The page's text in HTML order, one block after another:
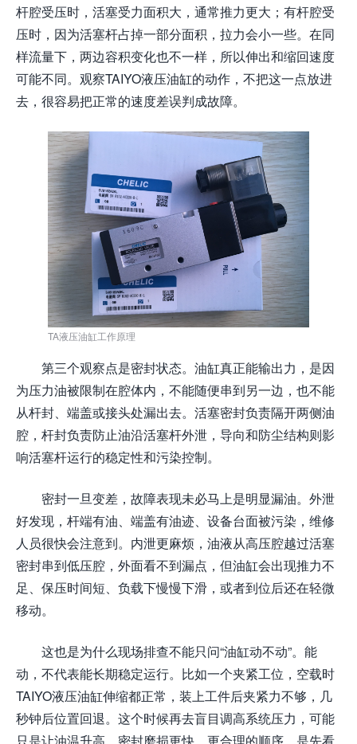
杆腔受压时，活塞受力面积大，通常推力更大；有杆腔受
压时，因为活塞杆占掉一部分面积，拉力会小一些。在同
样流量下，两边容积变化也不一样，所以伸出和缩回速度
可能不同。观察TAIYO液压油缸的动作，不把这一点放进
去，很容易把正常的速度差误判成故障。
TA液压油缸工作原理
第三个观察点是密封状态。油缸真正能输出力，是因
为压力油被限制在腔体内，不能随便串到另一边，也不能
从杆封、端盖或接头处漏出去。活塞密封负责隔开两侧油
腔，杆封负责防止油沿活塞杆外泄，导向和防尘结构则影
响活塞杆运行的稳定性和污染控制。
密封一旦变差，故障表现未必马上是明显漏油。外泄
好发现，杆端有油、端盖有油迹、设备台面被污染，维修
人员很快会注意到。内泄更麻烦，油液从高压腔越过活塞
密封串到低压腔，外面看不到漏点，但油缸会出现推力不
足、保压时间短、负载下慢慢下滑，或者到位后还在轻微
移动。
这也是为什么现场排查不能只问“油缸动不动”。能
动，不代表能长期稳定运行。比如一个夹紧工位，空载时
TAIYO液压油缸伸缩都正常，装上工件后夹紧力不够，几
秒钟后位置回退。这个时候再去盲目调高系统压力，可能